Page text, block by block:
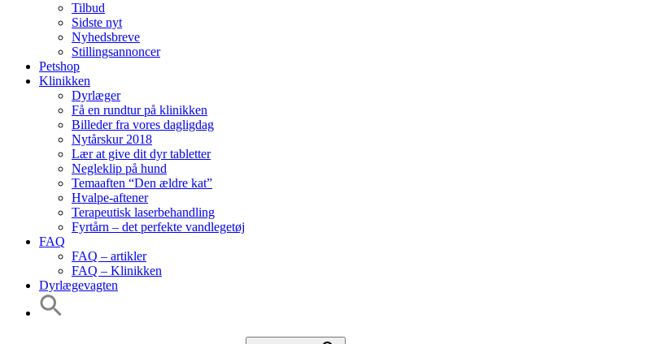
Tilbud
Sidste nyt
Nyhedsbreve
Stillingsannoncer
Petshop
Klinikken
Dyrlæger
Få en rundtur på klinikken
Billeder fra vores dagligdag
Nytårskur 2018
Lær at give dit dyr tabletter
Negleklip på hund
Temaaften “Den ældre kat”
Hvalpe-aftener
Terapeutisk laserbehandling
Fyrtårn – det perfekte vandlegetøj
FAQ
FAQ – artikler
FAQ – Klinikken
Dyrlægevagten